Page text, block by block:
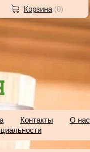
Контакты О нас
Корзина (0)